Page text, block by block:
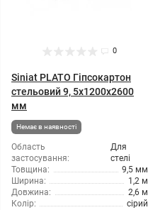
0
Siniat PLATO Гіпсокартон
стельовий 9, 5x1200x2600
мм
Немає в наявності
Область
застосування:
Для
стелі
Товщина:
9,5 мм
Ширина:
1,2 м
Довжина:
2,6 м
Колір:
сірий